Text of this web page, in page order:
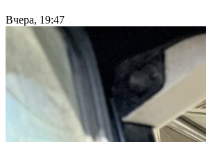
Вчера, 19:47